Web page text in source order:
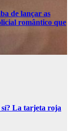
de lançar as
romântico que
sí? La tarjeta roja